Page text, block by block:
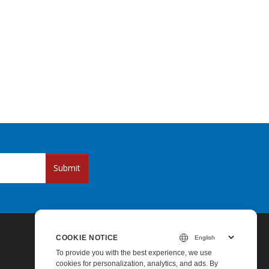
Submit
COOKIE NOTICE
To provide you with the best experience, we use
cookies for personalization, analytics, and ads. By